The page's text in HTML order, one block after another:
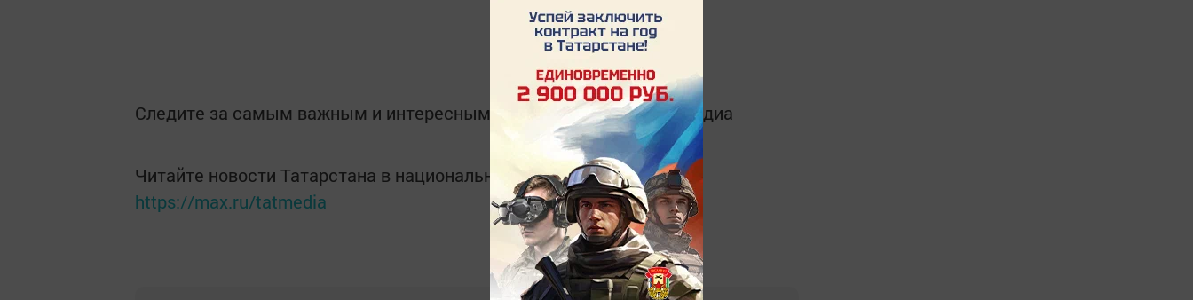
Следите за самым важным и интересным в Telegram-каналеТатмедиа
Читайте новости Татарстана в национальном мессенджере MАХ:
https://max.ru/tatmedia